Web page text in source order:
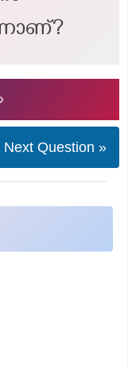
Next Question »